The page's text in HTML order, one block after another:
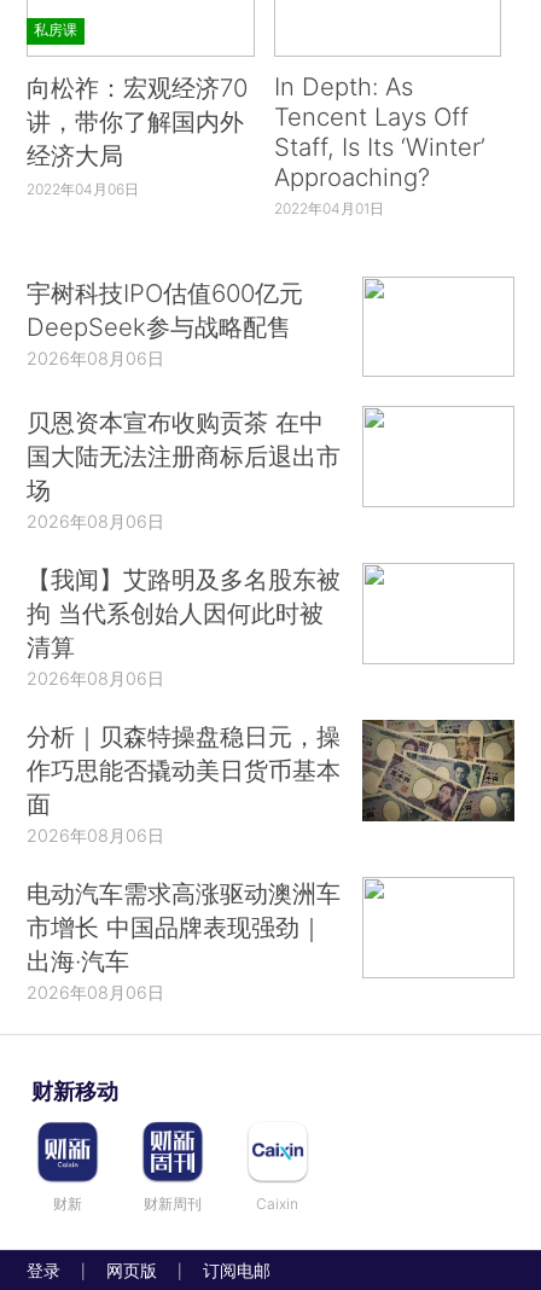
私房课
向松祚：宏观经济70
讲，带你了解国内外
经济大局
2022年04月06日
In Depth: As
Tencent Lays Off
Staff, Is Its ‘Winter’
Approaching?
2022年04月01日
宇树科技IPO估值600亿元
DeepSeek参与战略配售
2026年08月06日
贝恩资本宣布收购贡茶 在中
国大陆无法注册商标后退出市
场
2026年08月06日
【我闻】艾路明及多名股东被
拘 当代系创始人因何此时被
清算
2026年08月06日
分析｜贝森特操盘稳日元，操
作巧思能否撬动美日货币基本
面
2026年08月06日
电动汽车需求高涨驱动澳洲车
市增长 中国品牌表现强劲｜
出海·汽车
2026年08月06日
财新移动
财新 财新周刊 Caixin
登录 网页版 订阅电邮